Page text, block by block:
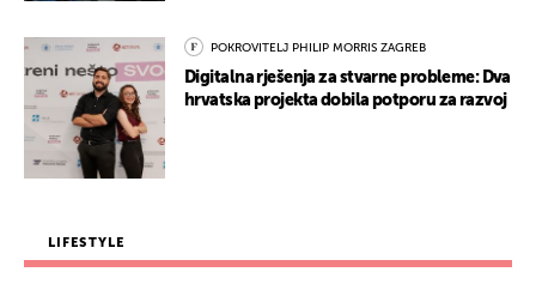
POKROVITELJ PHILIP MORRIS ZAGREB
Digitalna rješenja za stvarne probleme: Dva
hrvatska projekta dobila potporu za razvoj
LIFESTYLE